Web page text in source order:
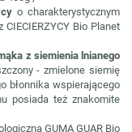
o charakterystycznym
Bio Planet
z siemienia lnianego
- zmielone siemię
błonnika wspierającego
posiada też znakomite
GUMA GUAR Bio